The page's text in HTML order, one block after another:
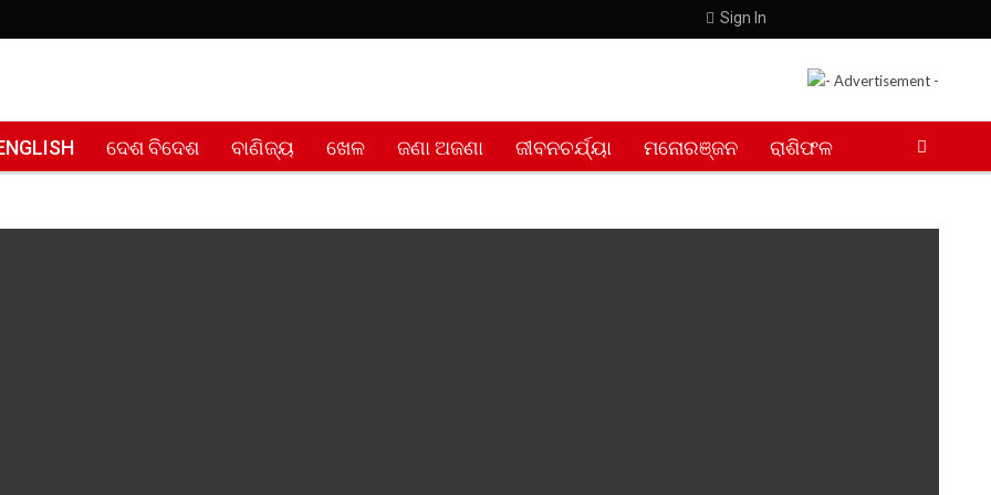
Sign In
ଦେଶ ବିଦେଶ ବାଣିଜ୍ୟ ଖେଳ ଜଣା ଅଜଣା ଜୀବନଚର୍ଯ୍ୟା ମନୋରଞ୍ଜନ ରାଶିଫଳ